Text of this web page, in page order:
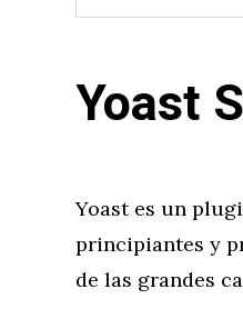
Yoast
Yoast es un
principiantes y
de las grandes